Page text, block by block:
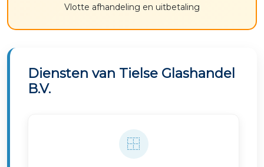
Vlotte afhandeling en uitbetaling
Diensten van Tielse Glashandel
B.V.